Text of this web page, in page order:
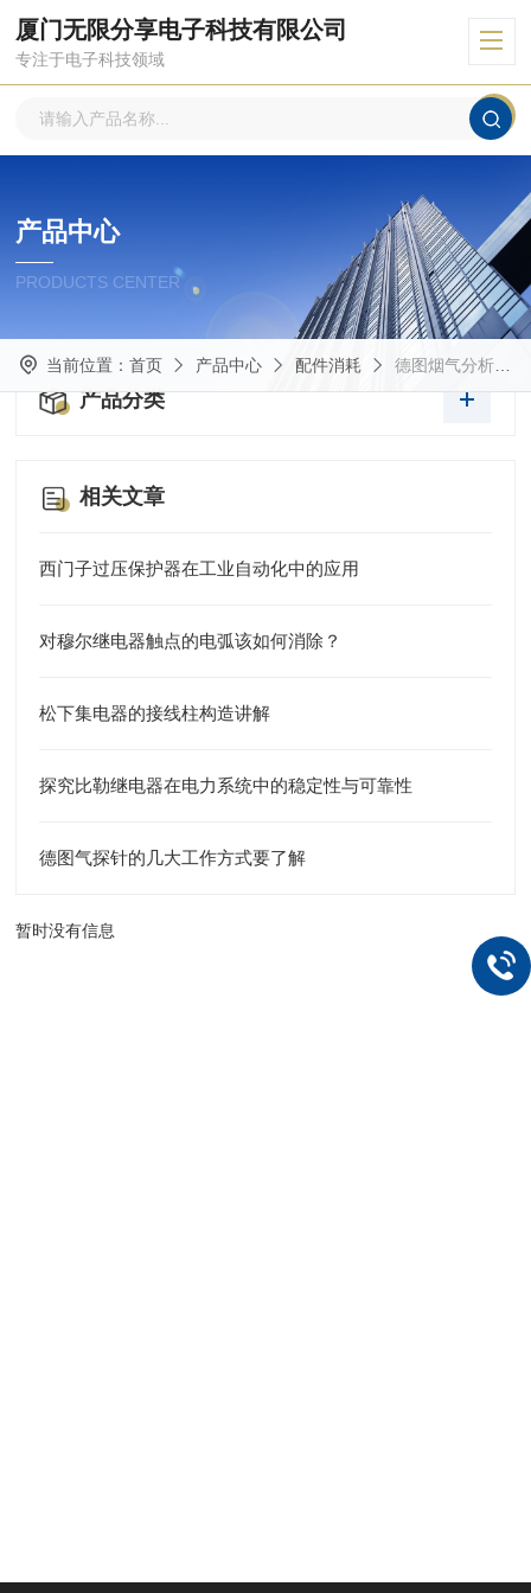
厦门无限分享电子科技有限公司
专注于电子科技领域
产品中心
PRODUCTS CENTER
当前位置： 首页 产品中心 配件消耗 德图烟气分析仪备用传感器
产品分类
相关文章
西门子过压保护器在工业自动化中的应用
对穆尔继电器触点的电弧该如何消除？
松下集电器的接线柱构造讲解
探究比勒继电器在电力系统中的稳定性与可靠性
德图气探针的几大工作方式要了解
暂时没有信息